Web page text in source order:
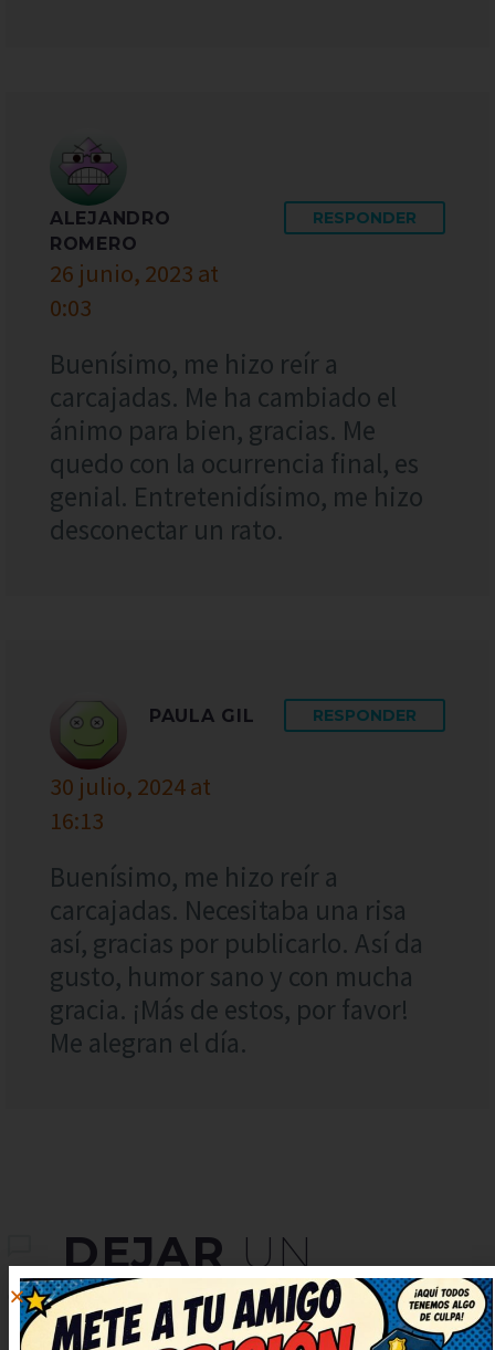
ALEJANDRO
ROMERO
26 junio, 2023 at
0:03
RESPONDER
Buenísimo, me hizo reír a
carcajadas. Me ha cambiado el
ánimo para bien, gracias. Me
quedo con la ocurrencia final, es
genial. Entretenidísimo, me hizo
desconectar un rato.
PAULA GIL
30 julio, 2024 at
16:13
RESPONDER
Buenísimo, me hizo reír a
carcajadas. Necesitaba una risa
así, gracias por publicarlo. Así da
gusto, humor sano y con mucha
gracia. ¡Más de estos, por favor!
Me alegran el día.
DEJARUN
COMENTARIO